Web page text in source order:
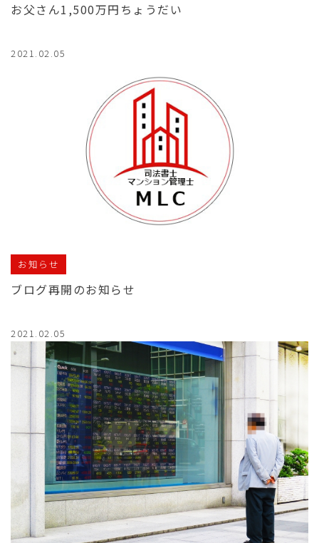
お父さん1,500万円ちょうだい
2021.02.05
お知らせ
ブログ再開のお知らせ
2021.02.05